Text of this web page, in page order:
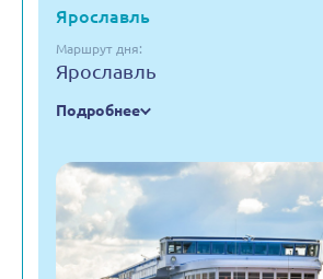
Ярославль
Маршрут дня:
Ярославль
Подробнее